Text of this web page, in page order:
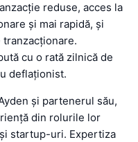
reduse, acces la
și mai rapidă, și
cu o rată zilnică de
deflaționist.
și partenerul său,
din rolurile lor
startup-uri. Expertiza